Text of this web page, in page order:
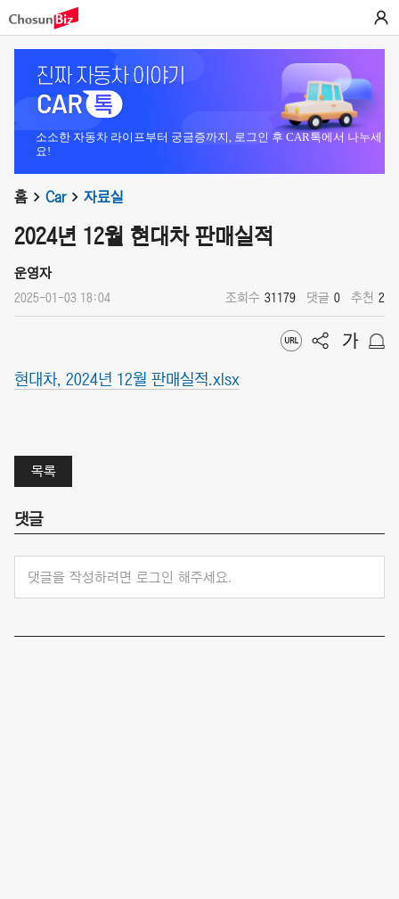
소소한 자동차 라이프부터 궁금증까지, 로그인 후 CAR톡에서 나누세
요!
홈 Car 자료실
2024년 12월 현대차 판매실적
운영자
2025-01-03 18:04 조회수 31179 댓글 0 추천 2
현대차, 2024년 12월 판매실적.xlsx
목록
댓글
댓글을 작성하려면 로그인 해주세요.